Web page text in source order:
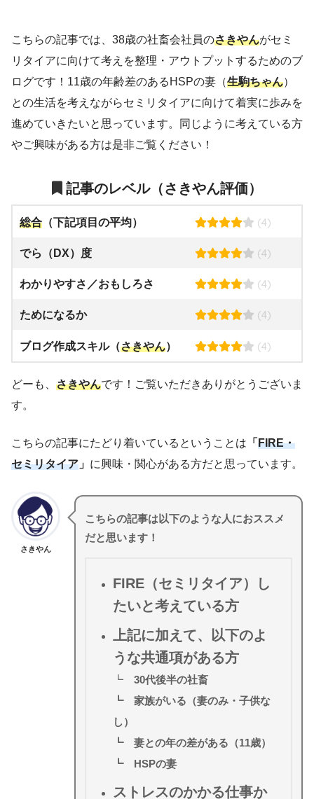
こちらの記事では、38歳の社畜会社員のさきやんがセミ
リタイアに向けて考えを整理・アウトプットするためのブ
ログです！11歳の年齢差のあるHSPの妻（生駒ちゃん）
との生活を考えながらセミリタイアに向けて着実に歩みを
進めていきたいと思っています。同じように考えている方
やご興味がある方は是非ご覧ください！
記事のレベル（さきやん評価）
総合 （下記項目の平均） (4)
でら（DX）度 (4)
わかりやすさ／おもしろさ (4)
ためになるか (4)
ブログ作成スキル（さきやん） (4)
どーも、 さきやんです！ご覧いただきありがとうございま
す。
こちらの記事にたどり着いているということは 「 FIRE・
セミリタイア 」 に興味・関心がある方だと思っています。
さきやん
こちらの記事は以下のような人におススメ
だと思います！
FIRE（セミリタイア）し
たいと考えている方
上記に加えて、以下のよ
うな共通項がある方
┗ 30代後半の社畜
┗ 家族がいる（妻のみ・子供な
し）
┗ 妻との年の差がある（11歳）
┗ HSPの妻
ストレスのかかる仕事か